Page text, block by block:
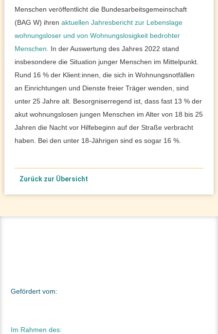
Menschen veröffentlicht die Bundesarbeitsgemeinschaft
(BAG W) ihrenaktuellen Jahresbericht zur Lebenslage
wohnungsloser und von Wohnungslosigkeit bedrohter
Menschen.
In der Auswertung des Jahres 2022 stand
insbesondere die Situation junger Menschen im Mittelpunkt.
Rund 16 % der Klient:innen, die sich in Wohnungsnotfällen
an Einrichtungen und Dienste freier Träger wenden, sind
unter 25 Jahre alt. Besorgniserregend ist, dass fast 13 % der
akut wohnungslosen jungen Menschen im Alter von 18 bis 25
Jahren die Nacht vor Hilfebeginn auf der Straße verbracht
haben. Bei den unter 18-Jährigen sind es sogar 16 %.
Zurück zur Übersicht
Gefördert vom:
Im Rahmen des: